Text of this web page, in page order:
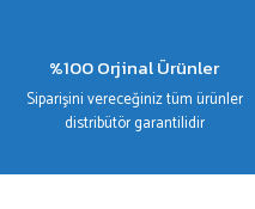
%100 Orjinal Ürünler
Siparişini vereceğiniz tüm ürünler
distribütör garantilidir